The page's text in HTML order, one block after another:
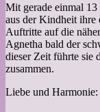
Mit gerade einmal
aus der Kindheit ihre
Auftritte auf die
Agnetha bald der
dieser Zeit führte sie
zusammen.
Liebe und